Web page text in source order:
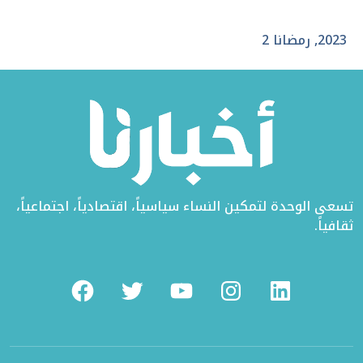
تويتر 2023
,رمضانا 2
تسعى الوحدة لتمكين النساء سياسياً، اقتصادياً، اجتماعياً،
ثقافياً.
FacebookTwitterYoutubeInstagramLinkedin